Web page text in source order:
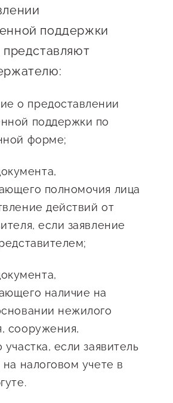
поддержки
представляют
о предоставлении
поддержки по
форме;
полномочия лица
действий от
если заявление
наличие на
нежилого
сооружения,
участка, если заявитель
налоговом учете в